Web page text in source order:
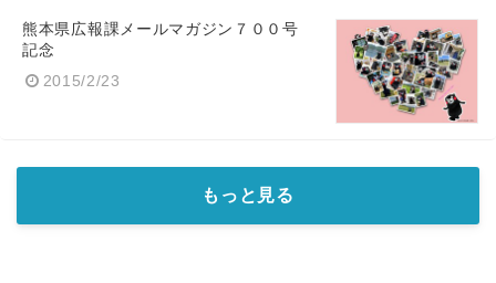
熊本県広報課メールマガジン７００号
記念
2015/2/23
もっと見る